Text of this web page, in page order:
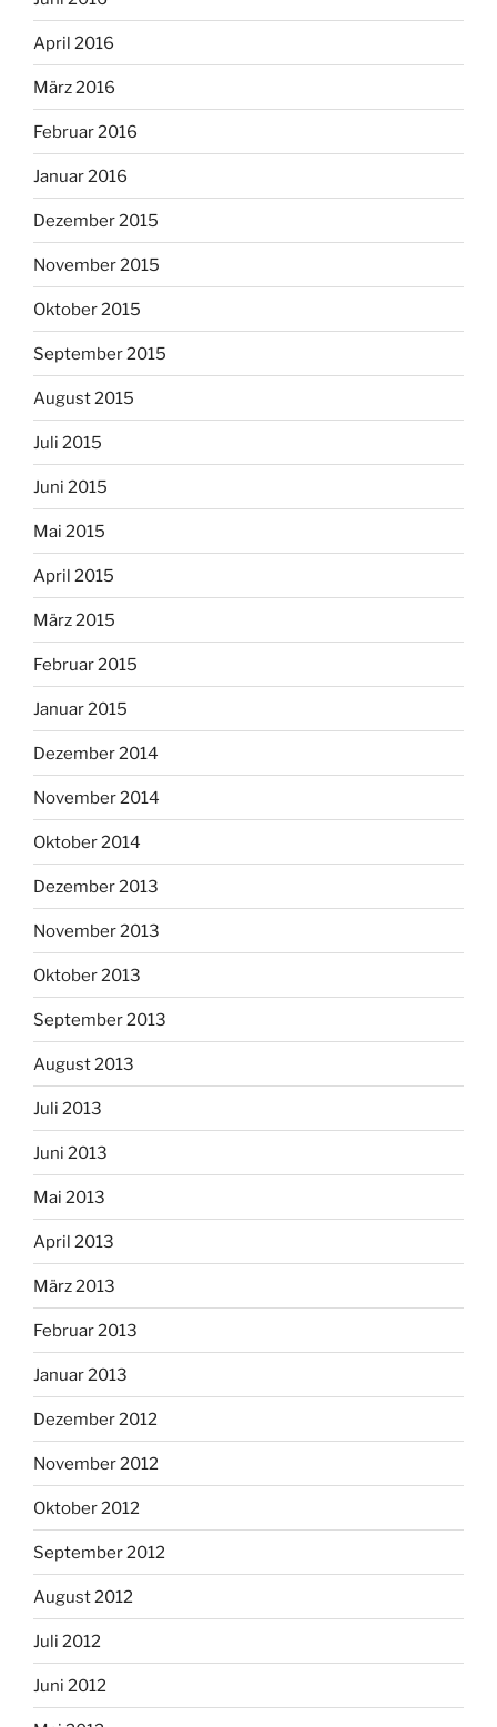
April 2016
März 2016
Februar 2016
Januar 2016
Dezember 2015
November 2015
Oktober 2015
September 2015
August 2015
Juli 2015
Juni 2015
Mai 2015
April 2015
März 2015
Februar 2015
Januar 2015
Dezember 2014
November 2014
Oktober 2014
Dezember 2013
November 2013
Oktober 2013
September 2013
August 2013
Juli 2013
Juni 2013
Mai 2013
April 2013
März 2013
Februar 2013
Januar 2013
Dezember 2012
November 2012
Oktober 2012
September 2012
August 2012
Juli 2012
Juni 2012